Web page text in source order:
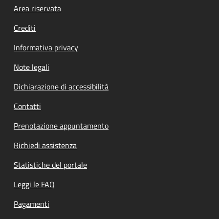
Footer menu
Area riservata
Crediti
Informativa privacy
Note legali
Dichiarazione di accessibilità
Contatti
Prenotazione appuntamento
Richiedi assistenza
Statistiche del portale
Leggi le FAQ
Pagamenti